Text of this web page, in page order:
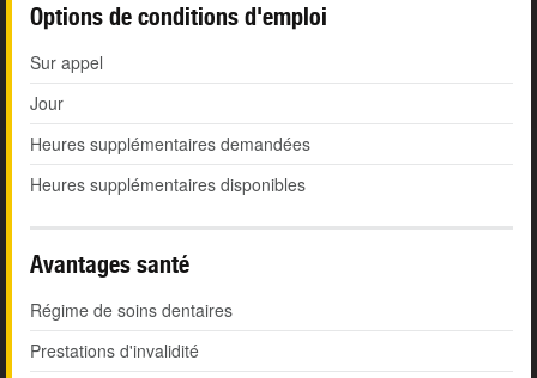
Options de conditions d'emploi
Sur appel
Jour
Heures supplémentaires demandées
Heures supplémentaires disponibles
Avantages santé
Régime de soins dentaires
Prestations d'invalidité